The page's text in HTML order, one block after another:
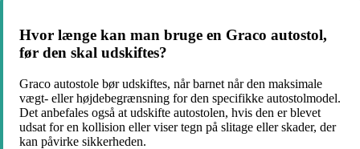
Hvor længe kan man bruge en Graco autostol,
før den skal udskiftes?
Graco autostole bør udskiftes, når barnet når den maksimale
vægt- eller højdebegrænsning for den specifikke autostolmodel.
Det anbefales også at udskifte autostolen, hvis den er blevet
udsat for en kollision eller viser tegn på slitage eller skader, der
kan påvirke sikkerheden.